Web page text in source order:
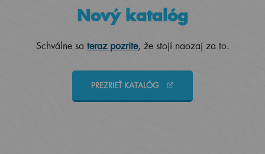
Nový katalóg
Schválne sa teraz pozrite, že stojí naozaj za to.
PREZRIEŤ KATALÓG